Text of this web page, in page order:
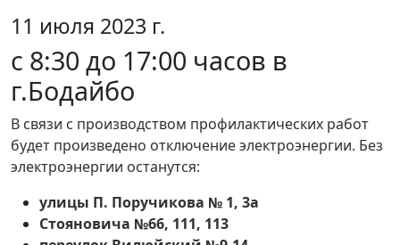
11 июля 2023 г.
с 8:30 до 17:00 часов в
г.Бодайбо
В связи с производством профилактических работ
будет произведено отключение электроэнергии. Без
электроэнергии останутся:
улицы П. Поручикова № 1, 3а
Стояновича №66, 111, 113